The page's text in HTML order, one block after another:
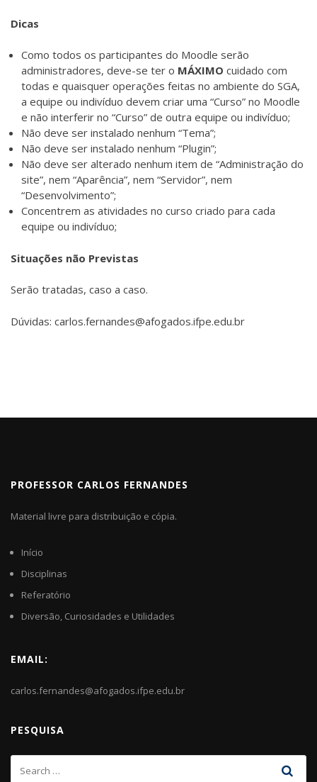
Dicas
Como todos os participantes do Moodle serão
administradores, deve-se ter o MÁXIMO cuidado com
todas e quaisquer operações feitas no ambiente do SGA,
a equipe ou indivíduo devem criar uma “Curso” no Moodle
e não interferir no “Curso” de outra equipe ou indivíduo;
Não deve ser instalado nenhum “Tema”;
Não deve ser instalado nenhum “Plugin”;
Não deve ser alterado nenhum item de “Administração do
site”, nem “Aparência”, nem “Servidor”, nem
“Desenvolvimento”;
Concentrem as atividades no curso criado para cada
equipe ou indivíduo;
Situações não Previstas
Serão tratadas, caso a caso.
Dúvidas: carlos.fernandes@afogados.ifpe.edu.br
PROFESSOR CARLOS FERNANDES
Material livre para distribuição e cópia.
Início
Disciplinas
Referatório
Diversão, Curiosidades e Utilidades
EMAIL:
carlos.fernandes@afogados.ifpe.edu.br
PESQUISA